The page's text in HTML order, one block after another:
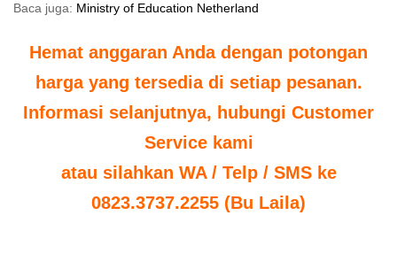
Baca juga: Ministry of Education Netherland
Hemat anggaran Anda dengan potongan
harga yang tersedia di setiap pesanan.
Informasi selanjutnya, hubungi Customer
Service kami
atau silahkan WA / Telp / SMS ke
0823.3737.2255 (Bu Laila)